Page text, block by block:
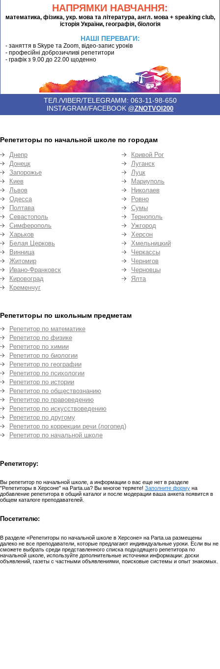
НАПРЯМКИ НАВЧАННЯ:
математика, фізика, укр. мова та література, англ. мова + speaking club,
історія України, географія, біологія
НАШІ ПЕРЕВАГИ:
- заняття в Skype та Zoom, відео-запис уроків
- професійні доброзичливі репетитори
- графік з 9.00 до 22.00 щоденно
ТЕЛ./VIBER/TELEGRAMM: 063-11-98-650
INSTAGRAM/FACEBOOK @ZNOTVOI200
Репетиторы по начальной школе по городам
Днепр
Донецк
Запорожье
Киев
Львов
Одесса
Полтава
Севастополь
Симферополь
Харьков
Белая Церковь
Винница
Житомир
Ивано-Франковск
Кировоград
Кременчуг
Кривой Рог
Луганск
Луцк
Мариуполь
Николаев
Ровно
Сумы
Тернополь
Ужгород
Херсон
Хмельницкий
Черкассы
Чернигов
Черновцы
Ялта
Репетиторы по школьным предметам
Репетитор по математике
Репетитор по физике
Репетитор по химии
Репетитор по биологии
Репетитор по географии
Репетитор по психологии
Репетитор по истории
Репетитор по обществознанию
Репетитор по правоведению
Репетитор по искусствоведению
Репетитор по другому
Репетитор по коррекции речи (логопед)
Репетитор по начальной школе
Репетитору:
Вы репетитор по начальной школе, а информации о вас еще нет в разделе
"Репетиторы в Херсоне" на Parta.ua? Вы многое теряете! Заполните форму на
добавление репетитора в общий каталог и после модерации ваша анкета появится в
общем каталоге преподавателей.
Посетителю:
В разделе «Репетиторы по начальной школе в Херсоне» на Parta.ua размещены
далеко не все преподаватели, которые предлагают индивидуальные уроки. Если вы не
сможете выбрать среди представленного списка подходящего репетитора по
начальной школе, используйте дополнительные источники информации: доски
объявлений, газеты с частными объявлениями, поисковые системы и опыт знакомых.